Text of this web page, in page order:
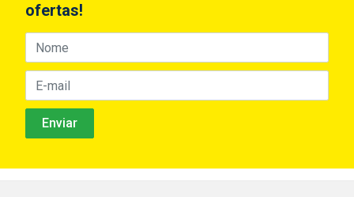
ofertas!